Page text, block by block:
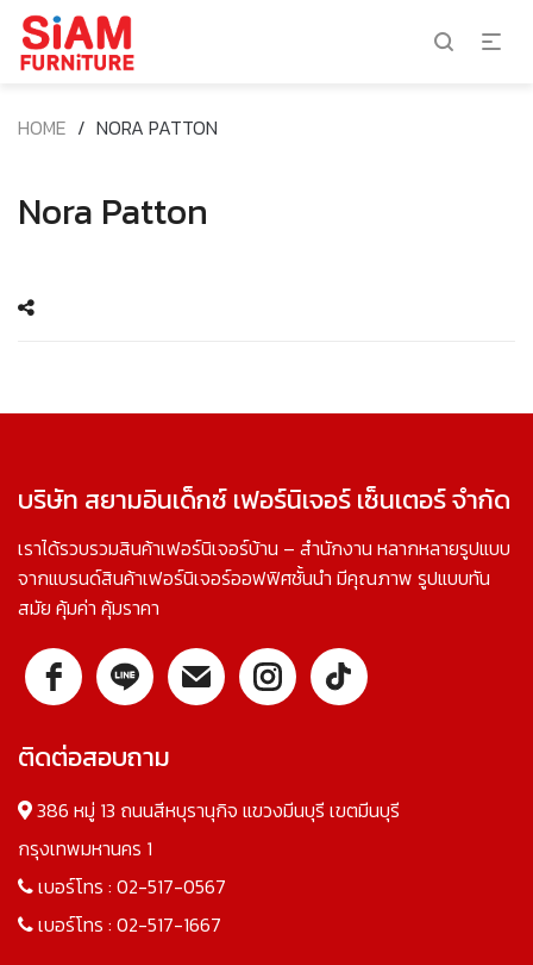
HOME / NORA PATTON
Nora Patton
บริษัท สยามอินเด็กซ์ เฟอร์นิเจอร์ เซ็นเตอร์ จำกัด
เราได้รวบรวมสินค้าเฟอร์นิเจอร์บ้าน – สำนักงาน หลากหลายรูปแบบ
จากแบรนด์สินค้าเฟอร์นิเจอร์ออฟฟิศชั้นนำ มีคุณภาพ รูปแบบทัน
สมัย คุ้มค่า คุ้มราคา
ติดต่อสอบถาม
386 หมู่ 13 ถนนสีหบุรานุกิจ แขวงมีนบุรี เขตมีนบุรี
กรุงเทพมหานคร 1
เบอร์โทร : 02-517-0567
เบอร์โทร : 02-517-1667